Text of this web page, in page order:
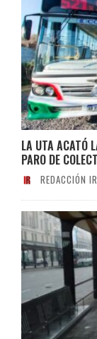
LA UTA ACATÓ
PARO DE
REDACCIÓN IR